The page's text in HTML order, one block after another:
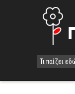
Τι παίζει